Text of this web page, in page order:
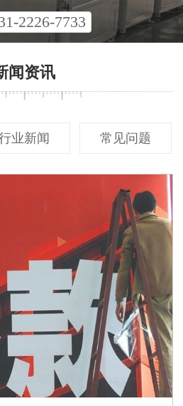
2226-7733
闻资讯
业新闻 常见问题